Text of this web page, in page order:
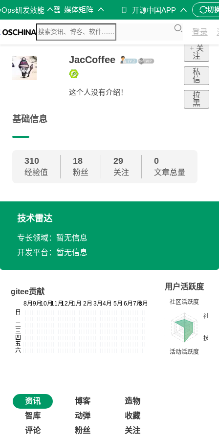
研发效能 媒体矩阵 开源中国APP 切
登录
JacCoffee
这个人没有介绍！
+ 关
注
私
信
拉
黑
基础信息
310
经验值
18
粉丝
29
关注
0
文章总量
技术雷达
专长领域：暂无信息
开发平台：暂无信息
gitee贡献
用户活跃度
资讯 博客
造物
智库
动弹
收藏
评论
粉丝 关注